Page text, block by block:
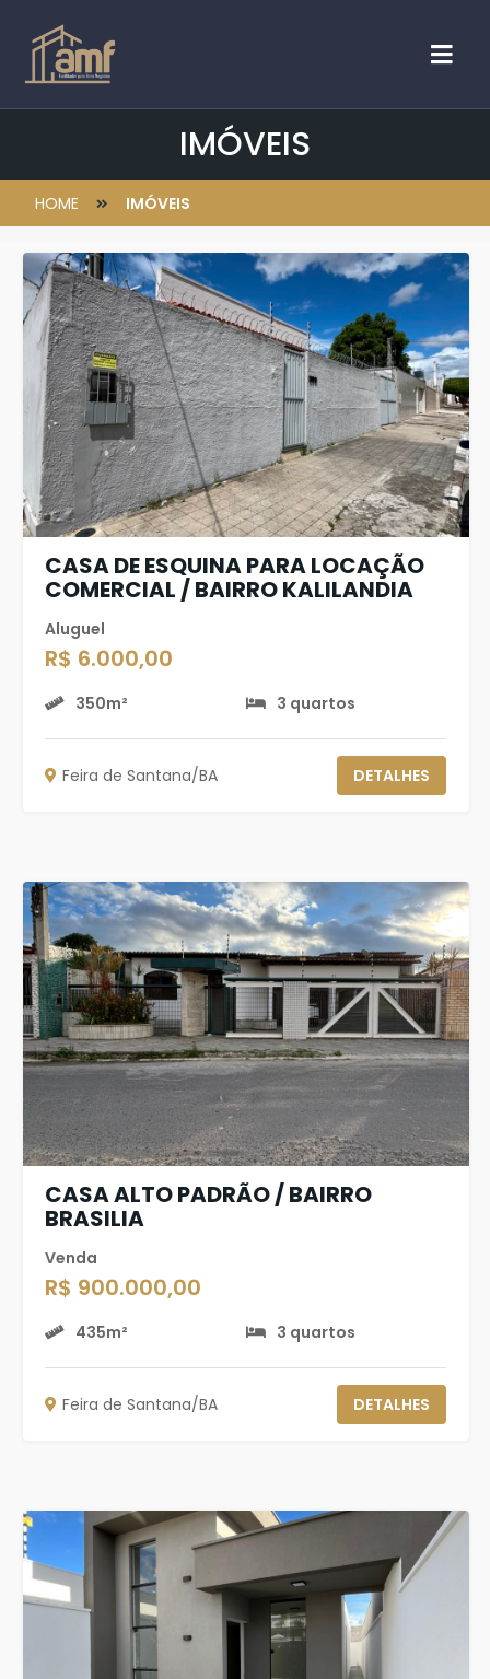
IMÓVEIS
HOME IMÓVEIS
CASA DE ESQUINA PARA LOCAÇÃO
COMERCIAL / BAIRRO KALILANDIA
Aluguel
R$ 6.000,00
350m² 3 quartos
Feira de Santana/BA DETALHES
CASA ALTO PADRÃO / BAIRRO
BRASILIA
Venda
R$ 900.000,00
435m² 3 quartos
Feira de Santana/BA DETALHES